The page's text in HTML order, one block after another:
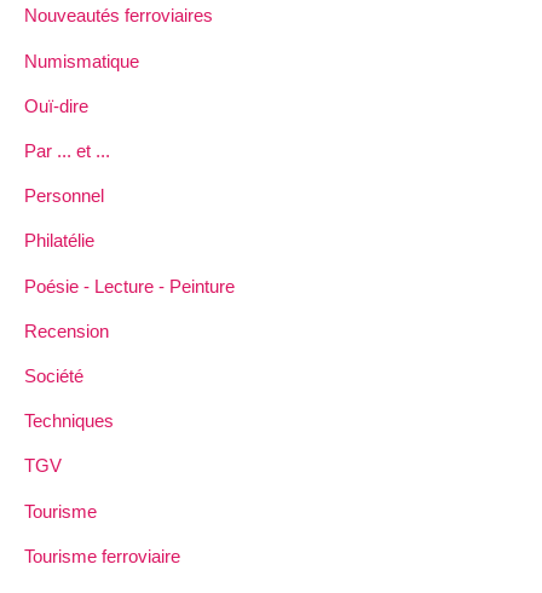
Nouveautés ferroviaires
Numismatique
Ouï-dire
Par ... et ...
Personnel
Philatélie
Poésie - Lecture - Peinture
Recension
Société
Techniques
TGV
Tourisme
Tourisme ferroviaire